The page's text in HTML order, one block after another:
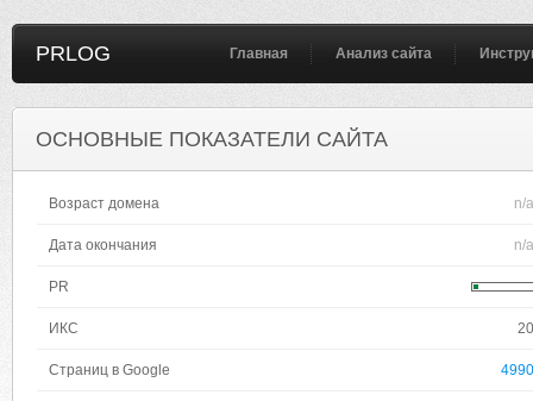
PRLOG Главная Анализ сайта
ОСНОВНЫЕ ПОКАЗАТЕЛИ САЙТА
Возраст домена n/a
Дата окончания n/a
PR
ИКС 20
Страниц в Google 4990